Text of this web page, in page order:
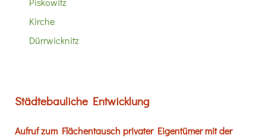
Kirche
Dürrwicknitz
Städtebauliche Entwicklung
Aufruf zum Flächentausch privater Eigentümer mit der